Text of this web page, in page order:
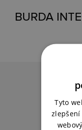
BURDA
Tyto
zlepšení